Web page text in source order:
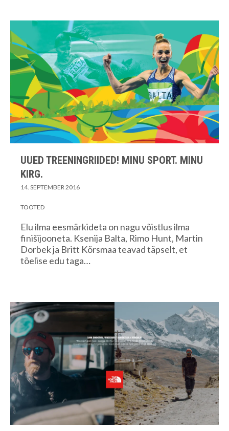
UUED TREENINGRIIDED! MINU SPORT. MINU
KIRG.
14. SEPTEMBER 2016
TOOTED
Elu ilma eesmärkideta on nagu võistlus ilma
finišijooneta. Ksenija Balta, Rimo Hunt, Martin
Dorbek ja Britt Kõrsmaa teavad täpselt, et
tõelise edu taga…